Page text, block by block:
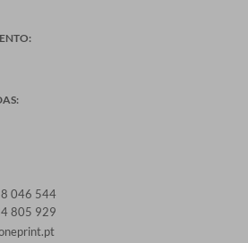
046 544
805 929